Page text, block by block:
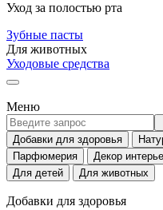
Уход за полостью рта
Зубные пасты
Для животных
Уходовые средства
Меню
Добавки для здоровья
Парфюмерия
Декор
Для детей
Для животных
Добавки для здоровья